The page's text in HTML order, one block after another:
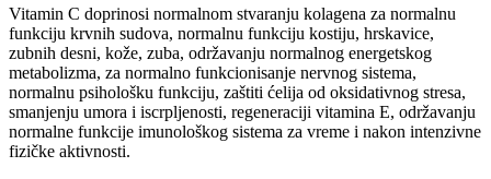
Vitamin C doprinosi normalnom stvaranju kolagena za normalnu
funkciju krvnih sudova, normalnu funkciju kostiju, hrskavice,
zubnih desni, kože, zuba, održavanju normalnog energetskog
metabolizma, za normalno funkcionisanje nervnog sistema,
normalnu psihološku funkciju, zaštiti ćelija od oksidativnog stresa,
smanjenju umora i iscrpljenosti, regeneraciji vitamina E, održavanju
normalne funkcije imunološkog sistema za vreme i nakon intenzivne
fizičke aktivnosti.